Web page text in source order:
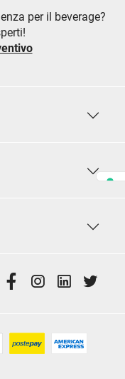
per il beverage?